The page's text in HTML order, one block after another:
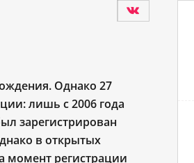
Однако 27
лишь с 2006 года
зарегистрирован
в открытых
момент регистрации